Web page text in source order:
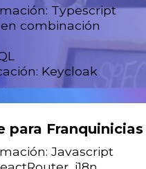
para Franquinicias
Typescript
combinación
Keycloak
Javascript